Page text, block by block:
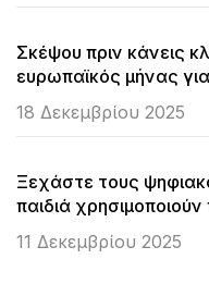
Σκέψου πριν κάνεις
ευρωπαϊκός μήνας
18 Δεκεμβρίου 2025
Ξεχάστε τους
παιδιά
11 Δεκεμβρίου 2025